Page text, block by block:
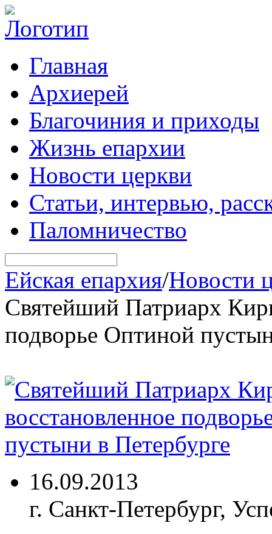
Главная
Архиерей
Благочиния и приходы
Жизнь епархии
Новости церкви
Статьи, интервью,
Паломничество
Ейская епархия/Новости
Святейший Патриарх
подворье Оптиной
16.09.2013
г. Санкт-Петербург,